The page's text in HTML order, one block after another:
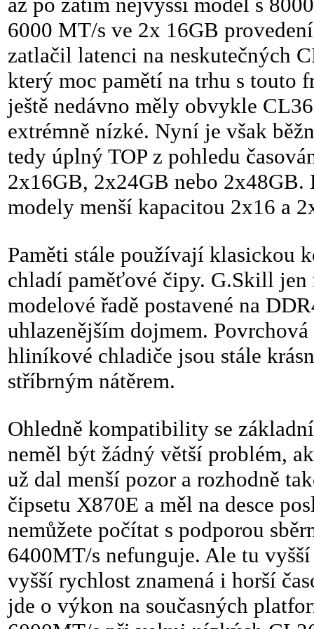
6000 MT/s ve 2x 16GB
zatlačil latenci na neskutečných
který moc pamětí na trhu s touto
ještě nedávno měly obvykle
extrémně nízké. Nyní je však
tedy úplný TOP z pohledu
2x16GB, 2x24GB nebo 2x48GB.
modely menší kapacitou 2x16 a
Paměti stále používají klasickou
chladí paměťové čipy. G.Skill
modelové řadě postavené na
uhlazenějším dojmem.
hliníkové chladiče jsou stále
stříbrným nátěrem.
Ohledně kompatibility se
neměl být žádný větší problém,
už dal menší pozor a rozhodně
čipsetu X870E a měl na desce
nemůžete počítat s podporou
6400MT/s nefunguje. Ale tu
vyšší rychlost znamená i horší
jde o výkon na současných